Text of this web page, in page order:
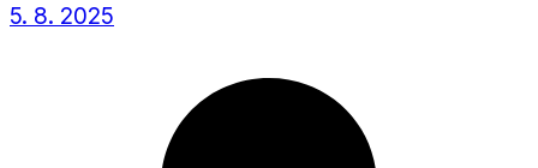
5. 8. 2025